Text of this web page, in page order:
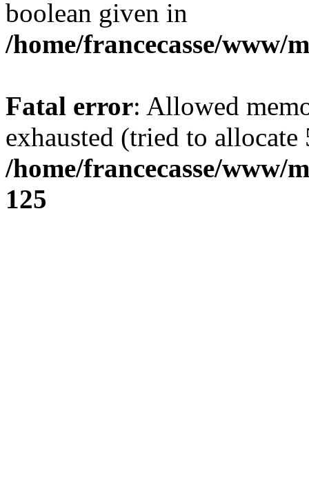
boolean given in
/home/francecasse/www/
Fatal error: Allowed
exhausted (tried to
/home/francecasse/www/
125